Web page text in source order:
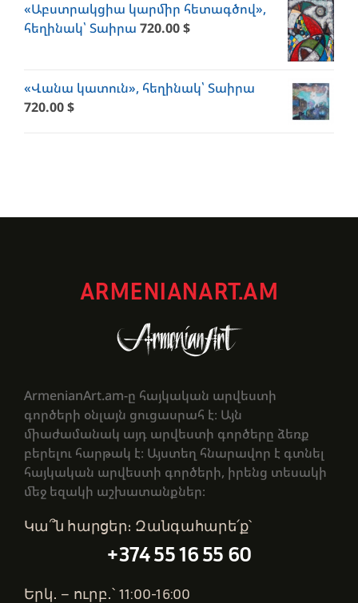
«Աբստրակցիա կարմիր հետագծով»,
հեղինակ՝ Տաիրա 720.00$
«Վանա կատուն», հեղինակ՝ Տաիրա
720.00$
ARMENIANART.AM
ArmenianArt.am-ը հայկական արվեստի
գործերի օնլայն ցուցասրահ է։ Այն
միաժամանակ այդ արվեստի գործերը ձեռք
բերելու հարթակ է։ Այստեղ հնարավոր է գտնել
հայկական արվեստի գործերի, իրենց տեսակի
մեջ եզակի աշխատանքներ։
Կա՞ն հարցեր։ Զանգահարե՛ք՝
+374 55 16 55 60
Երկ․ – ուրբ․՝ 11:00-16:00